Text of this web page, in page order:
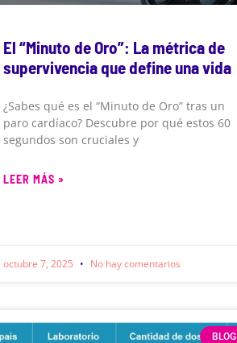
El “Minuto de Oro”: La métrica de
supervivencia que define una vida
¿Sabes qué es el “Minuto de Oro” tras un
paro cardíaco? Descubre por qué estos 60
segundos son cruciales y
LEER MÁS »
octubre 7, 2025 No hay comentarios
BLOG